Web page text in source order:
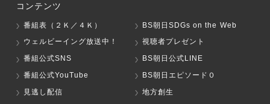
コンテンツ
番組表（２Ｋ／４Ｋ）
BS朝日SDGs on the Web
ウェルビーイング放送中！
視聴者プレゼント
番組公式SNS
BS朝日公式LINE
番組公式YouTube
BS朝日エピソード０
見逃し配信
地方創生